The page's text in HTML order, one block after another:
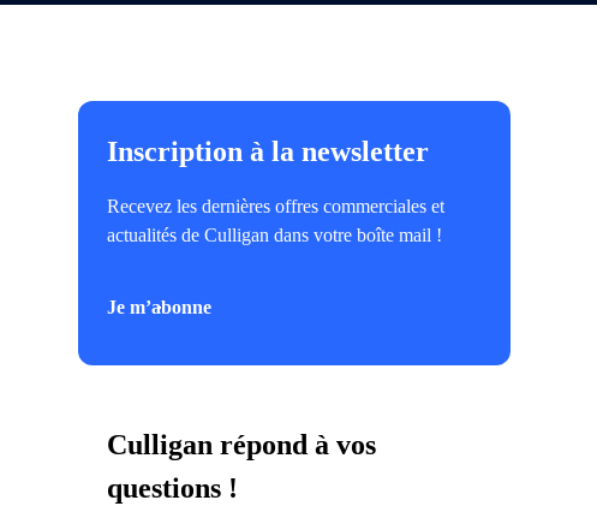
Inscription à la newsletter
Recevez les dernières offres commerciales et
actualités de Culligan dans votre boîte mail !
Je m’abonne
Culligan répond à vos
questions !